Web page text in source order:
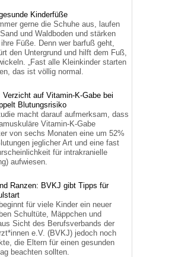
Kinderfüße
gerne die Schuhe aus, laufen
und Waldboden und stärken
Füße. Denn wer barfuß geht,
den Untergrund und hilft dem Fuß,
„Fast alle Kleinkinder starten
das ist völlig normal.
auf Vitamin-K-Gabe bei
Blutungsrisiko
macht darauf aufmerksam, dass
Vitamin-K-Gabe
von sechs Monaten eine um 52%
jeglicher Art und eine fast
für intrakranielle
aufwiesen.
Ranzen: BVKJ gibt Tipps für
für viele Kinder ein neuer
Schultüte, Mäppchen und
Sicht des Berufsverbands der
e.V. (BVKJ) jedoch noch
die Eltern für einen gesunden
beachten sollten.